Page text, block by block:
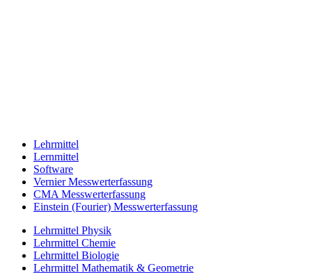
Lehrmittel
Lernmittel
Software
Vernier Messwerterfassung
CMA Messwerterfassung
Einstein (Fourier) Messwerterfassung
Lehrmittel Physik
Lehrmittel Chemie
Lehrmittel Biologie
Lehrmittel Mathematik & Geometrie